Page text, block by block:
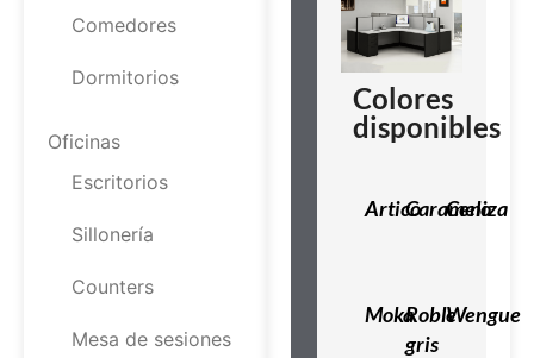
Comedores
Dormitorios
Oficinas
Escritorios
Sillonería
Counters
Mesa de sesiones
Colores
disponibles
ArticoCaramelo
Ceniza
MokaRoble
gris
Wengue